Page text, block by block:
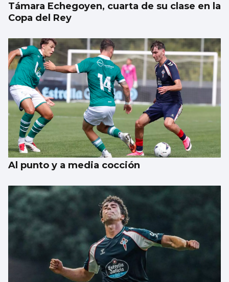
Támara Echegoyen, cuarta de su clase en la
Copa del Rey
Al punto y a media cocción